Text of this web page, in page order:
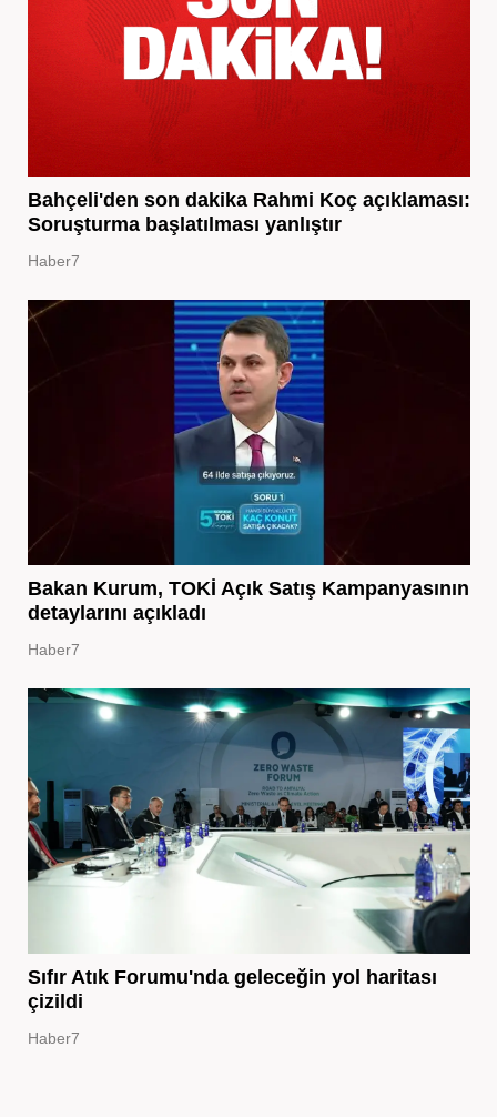
Bahçeli'den son dakika Rahmi Koç açıklaması:
Soruşturma başlatılması yanlıştır
Haber7
Bakan Kurum, TOKİ Açık Satış Kampanyasının
detaylarını açıkladı
Haber7
Sıfır Atık Forumu'nda geleceğin yol haritası
çizildi
Haber7